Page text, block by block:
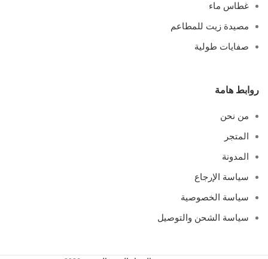
غطاس ماء
مصيدة زيت للمطاعم
صفايات طولية
روابط هامة
من نحن
المتجر
المدونة
سياسة الإرجاع
سياسة الخصوصية
سياسة الشحن والتوصيل